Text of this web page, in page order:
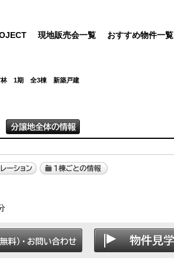
現地販売会一覧 おすすめ物件一覧
林 1期 全3棟 新築戸建